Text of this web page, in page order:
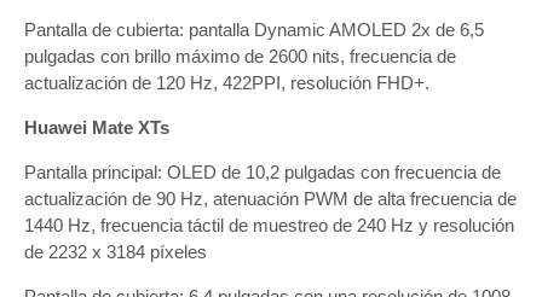
Pantalla de cubierta: pantalla Dynamic AMOLED 2x de 6,5
pulgadas con brillo máximo de 2600 nits, frecuencia de
actualización de 120 Hz, 422PPI, resolución FHD+.
Huawei Mate XTs
Pantalla principal: OLED de 10,2 pulgadas con frecuencia de
actualización de 90 Hz, atenuación PWM de alta frecuencia de
1440 Hz, frecuencia táctil de muestreo de 240 Hz y resolución
de 2232 x 3184 píxeles